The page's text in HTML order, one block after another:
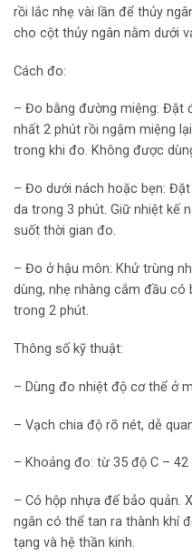
rồi lắc nhẹ vài lần để thủy
cho cột thủy ngân nằm dưới
Cách đo:
– Đo bằng đường miệng: Đặt
nhất 2 phút rồi ngậm miệng
trong khi đo. Không được
– Đo dưới nách hoặc bẹn:
da trong 3 phút. Giữ nhiệt kế
suốt thời gian đo.
– Đo ở hậu môn: Khử trùng
dùng, nhẹ nhàng cắm đầu có
trong 2 phút.
Thông số kỹ thuật:
– Dùng đo nhiệt độ cơ thể ở
– Vạch chia độ rõ nét, dễ
– Khoảng đo: từ 35 độ C – 42
– Có hộp nhựa để bảo quản.
ngân có thể tan ra thành khí
tạng và hệ thần kinh.